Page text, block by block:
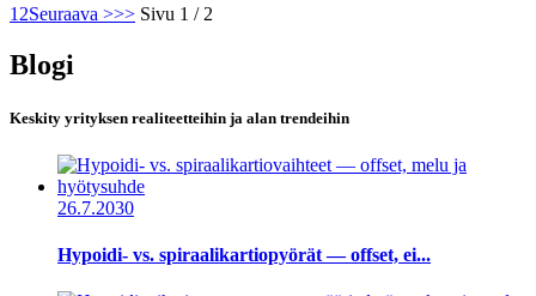
12Seuraava >>> Sivu 1 / 2
Blogi
Keskity yrityksen realiteetteihin ja alan trendeihin
26.7.2030
Hypoidi- vs. spiraalikartiopyörät — offset, ei...